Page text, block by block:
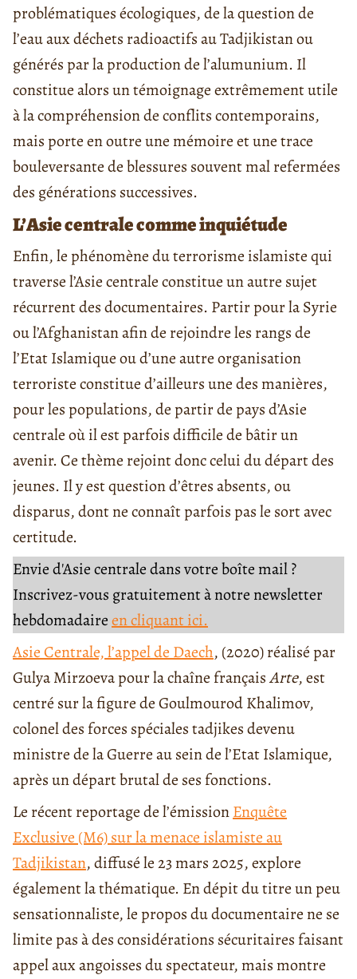
problématiques écologiques, de la question de
l’eau aux déchets radioactifs au Tadjikistan ou
générés par la production de l’alumunium. Il
constitue alors un témoignage extrêmement utile
à la compréhension de conflits contemporains,
mais porte en outre une mémoire et une trace
bouleversante de blessures souvent mal refermées
des générations successives.
L’Asie centrale comme inquiétude
Enfin, le phénomène du terrorisme islamiste qui
traverse l’Asie centrale constitue un autre sujet
récurrent des documentaires. Partir pour la Syrie
ou l’Afghanistan afin de rejoindre les rangs de
l’Etat Islamique ou d’une autre organisation
terroriste constitue d’ailleurs une des manières,
pour les populations, de partir de pays d’Asie
centrale où il est parfois difficile de bâtir un
avenir. Ce thème rejoint donc celui du départ des
jeunes. Il y est question d’êtres absents, ou
disparus, dont ne connaît parfois pas le sort avec
certitude.
Envie d'Asie centrale dans votre boîte mail ?
Inscrivez-vous gratuitement à notre newsletter
hebdomadaireen cliquant ici.
Asie Centrale, l’appel de Daech, (2020) réalisé par
Gulya Mirzoeva pour la chaîne françaisArte, est
centré sur la figure de Goulmourod Khalimov,
colonel des forces spéciales tadjikes devenu
ministre de la Guerre au sein de l’Etat Islamique,
après un départ brutal de ses fonctions.
Le récent reportage de l’émissionEnquête
Exclusive (M6) sur la menace islamiste au
Tadjikistan, diffusé le 23 mars 2025, explore
également la thématique. En dépit du titre un peu
sensationnaliste, le propos du documentaire ne se
limite pas à des considérations sécuritaires faisant
appel aux angoisses du spectateur, mais montre